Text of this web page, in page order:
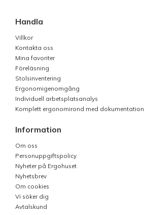
Handla
Villkor
Kontakta oss
Mina favoriter
Föreläsning
Stolsinventering
Ergonomigenomgång
Individuell arbetsplatsanalys
Komplett ergonomirond med dokumentation
Information
Om oss
Personuppgiftspolicy
Nyheter på Ergohuset
Nyhetsbrev
Om cookies
Vi söker dig
Avtalskund